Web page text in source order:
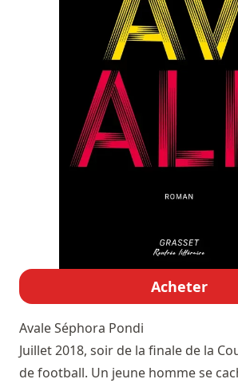
Acheter
AvaleSéphora Pondi
Juillet 2018, soir de la finale de la
de football. Un jeune homme se